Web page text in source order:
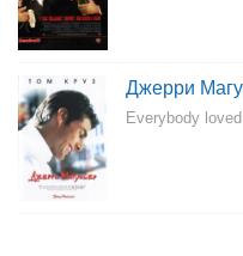
Джерри
Everybody